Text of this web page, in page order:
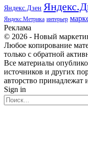
Яндекс.Дзен
Яндекс.Метрика интерьер
Реклама
© 2026 - Новый
Любое копирование
только с обратной
Все материалы
источников и других
авторство принадлежат
Sign in